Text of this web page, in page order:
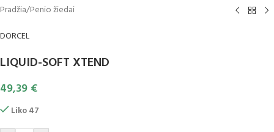
Pradžia/Penio žiedai
DORCEL
LIQUID-SOFT XTEND
49,39 €
Liko 47